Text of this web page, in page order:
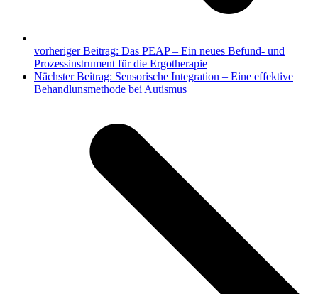
vorheriger Beitrag: Das PEAP – Ein neues Befund- und
Prozessinstrument für die Ergotherapie
Nächster Beitrag: Sensorische Integration – Eine effektive
Behandlunsmethode bei Autismus